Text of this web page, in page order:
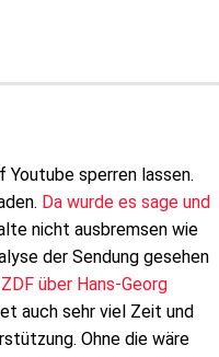
sperren lassen.
Da wurde es sage und
nicht ausbremsen wie
der Sendung gesehen
über Hans-Georg
auch sehr viel Zeit und
Ohne die wäre